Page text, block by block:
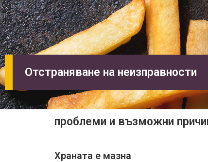
Отстраняване на неизправности
проблеми и възможни
Храната е мазна